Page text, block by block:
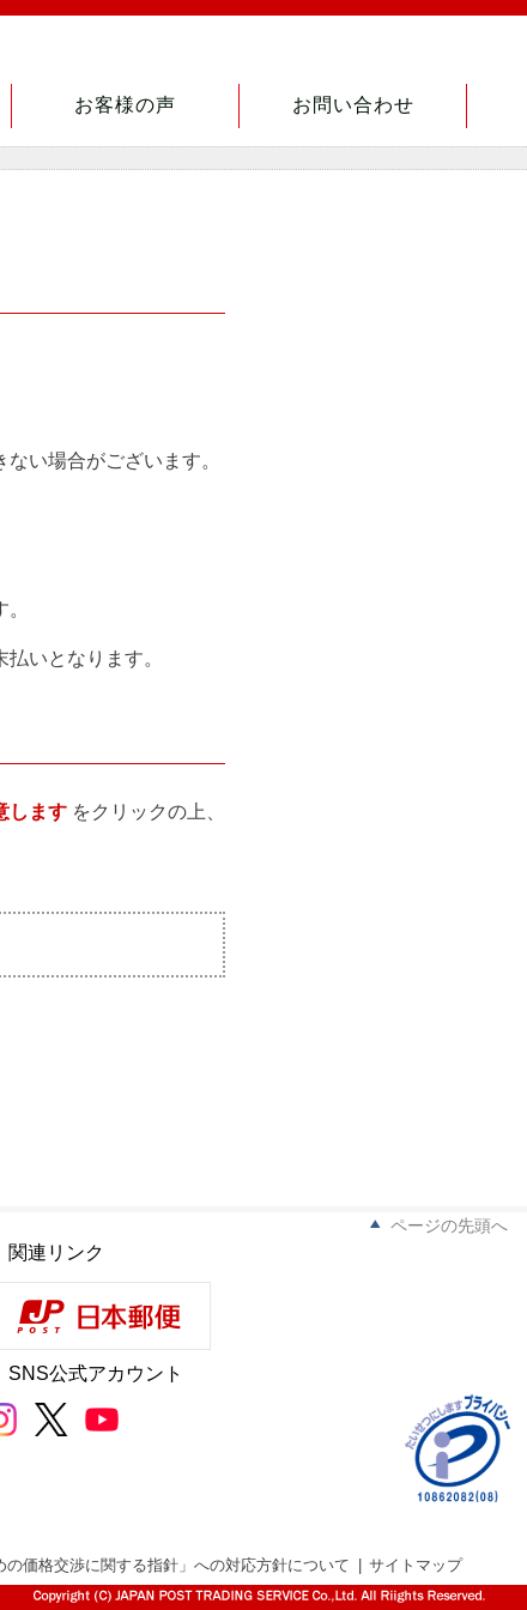
お客様の声 お問い合わせ
い場合がございます。
いとなります。
しますをクリックの上、
関連リンク
SNS公式アカウント
ページの先頭へ
の価格交渉に関する指針」への対応方針について サイトマップ